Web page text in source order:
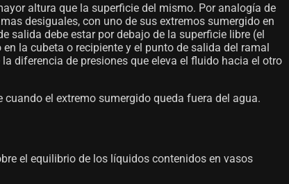
altura que la superficie del mismo. Por analogía de
desiguales, con uno de sus extremos sumergido en
salida debe estar por debajo de la superficie libre (el
la cubeta o recipiente y el punto de salida del ramal
diferencia de presiones que eleva el fluido hacia el otro
el extremo sumergido queda fuera del agua.
el equilibrio de los líquidos contenidos en vasos